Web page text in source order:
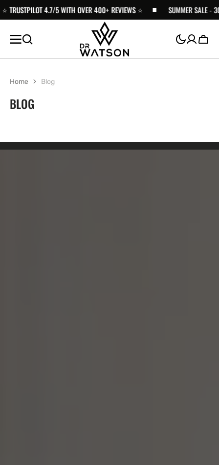
ZUM
INHALT
SPRINGEN
4.7/5 WITH OVER 400+ REVIEWS⭐️ SUMMER SALE - 30%
Home Blog
BLOG